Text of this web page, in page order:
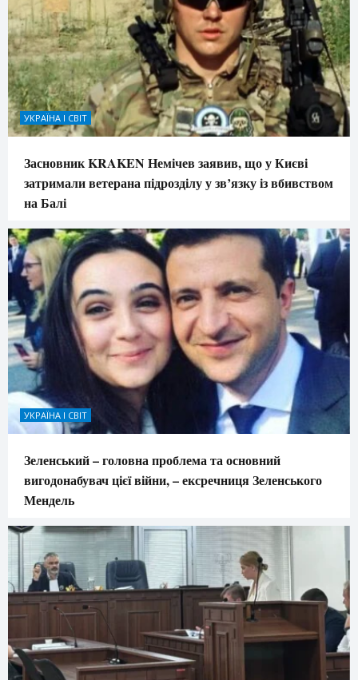
УКРАЇНА І СВІТ
Засновник KRAKEN Немічев заявив, що у Києві
затримали ветерана підрозділу у зв’язку із вбивством
на Балі
УКРАЇНА І СВІТ
Зеленський – головна проблема та основний
вигодонабувач цієї війни, – ексречниця Зеленського
Мендель